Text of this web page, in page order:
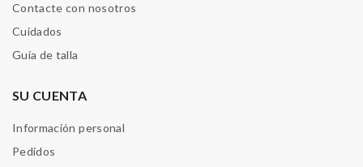
Contacte con nosotros
Cuidados
Guía de talla
SU CUENTA
Información personal
Pedidos